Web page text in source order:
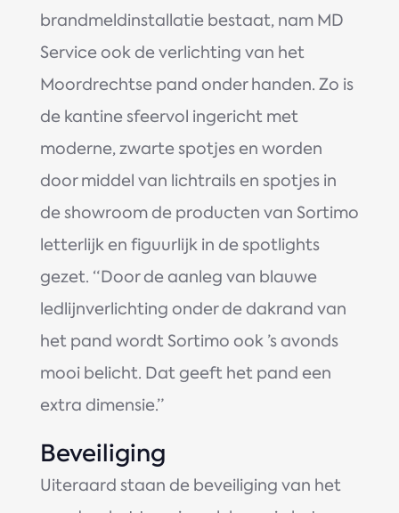
brandmeldinstallatie bestaat, nam MD
Service ook de verlichting van het
Moordrechtse pand onder handen. Zo is
de kantine sfeervol ingericht met
moderne, zwarte spotjes en worden
door middel van lichtrails en spotjes in
de showroom de producten van Sortimo
letterlijk en figuurlijk in de spotlights
gezet. “Door de aanleg van blauwe
ledlijnverlichting onder de dakrand van
het pand wordt Sortimo ook ’s avonds
mooi belicht. Dat geeft het pand een
extra dimensie.”
Beveiliging
Uiteraard staan de beveiliging van het